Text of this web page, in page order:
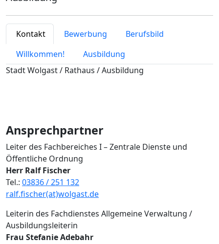
Kontakt Bewerbung
Berufsbild
Willkommen!
Ausbildung
Stadt Wolgast / Rathaus / Ausbildung
Ansprechpartner
Leiter des Fachbereiches I – Zentrale Dienste und
Öffentliche Ordnung
Herr Ralf Fischer
Tel.: 03836 / 251 132
ralf.fischer(at)wolgast.de
Leiterin des Fachdienstes Allgemeine Verwaltung /
Ausbildungsleiterin
Frau Stefanie Adebahr